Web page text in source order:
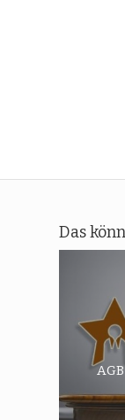
Das